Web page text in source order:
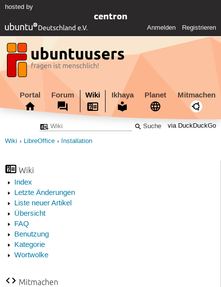
hosted by
Anmelden Registrieren
Portal Forum Wiki Ikhaya Planet Mitmachen
via DuckDuckGo
Wiki LibreOffice Installation
Wiki
Index
Letzte Änderungen
Liste neuer Artikel
Übersicht
FAQ
Benutzung
Kategorie
Wortwolke
Mitmachen